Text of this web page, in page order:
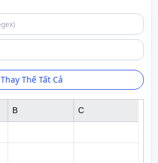
Thay Thế Tất Cả
B C